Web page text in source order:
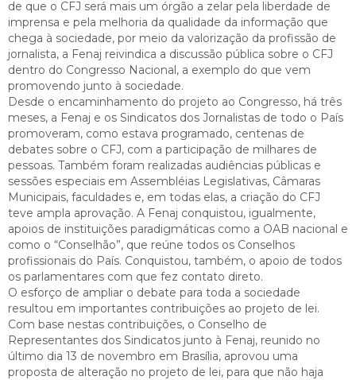
de que o CFJ será mais um órgão a zelar pela liberdade de
imprensa e pela melhoria da qualidade da informação que
chega à sociedade, por meio da valorização da profissão de
jornalista, a Fenaj reivindica a discussão pública sobre o CFJ
dentro do Congresso Nacional, a exemplo do que vem
promovendo junto à sociedade.
Desde o encaminhamento do projeto ao Congresso, há três
meses, a Fenaj e os Sindicatos dos Jornalistas de todo o País
promoveram, como estava programado, centenas de
debates sobre o CFJ, com a participação de milhares de
pessoas. Também foram realizadas audiências públicas e
sessões especiais em Assembléias Legislativas, Câmaras
Municipais, faculdades e, em todas elas, a criação do CFJ
teve ampla aprovação. A Fenaj conquistou, igualmente,
apoios de instituições paradigmáticas como a OAB nacional e
como o “Conselhão”, que reúne todos os Conselhos
profissionais do País. Conquistou, também, o apoio de todos
os parlamentares com que fez contato direto.
O esforço de ampliar o debate para toda a sociedade
resultou em importantes contribuições ao projeto de lei.
Com base nestas contribuições, o Conselho de
Representantes dos Sindicatos junto à Fenaj, reunido no
último dia 13 de novembro em Brasília, aprovou uma
proposta de alteração no projeto de lei, para que não haja